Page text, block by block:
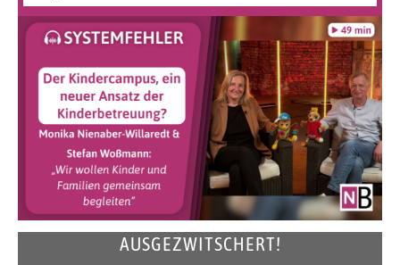
AUSGEZWITSCHERT!